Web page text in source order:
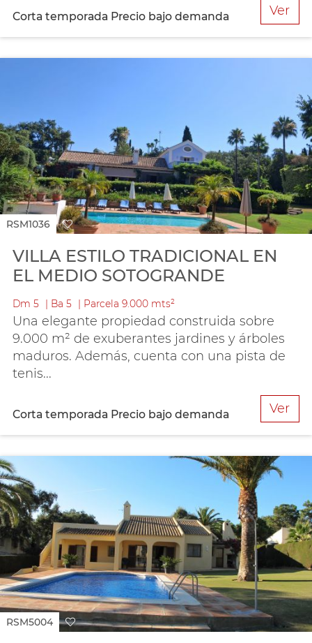
Corta temporada Precio bajo demanda Ver
RSM1036
VILLA ESTILO TRADICIONAL EN
EL MEDIO SOTOGRANDE
Dm 5 Ba 5 Parcela 9.000 mts²
Una elegante propiedad construida sobre
9.000 m² de exuberantes jardines y árboles
maduros. Además, cuenta con una pista de
tenis...
Corta temporada Precio bajo demanda Ver
RSM5004